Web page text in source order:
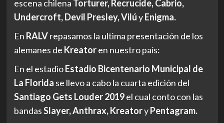
escena chilena Torturer, Recrucide, Cabrio,
Undercroft, Devil Presley, VilúyEnigma.
En RALVrepasamos la ultima presentación de los
alemanes de Kreatoren nuestro país:
En el estadioEstadio Bicentenario Municipal de
La Florida se llevo a cabo la cuarta edición del
Santiago Gets Louder 2019el cual conto con las
bandasSlayer, Anthrax, KreatoryPentagram.